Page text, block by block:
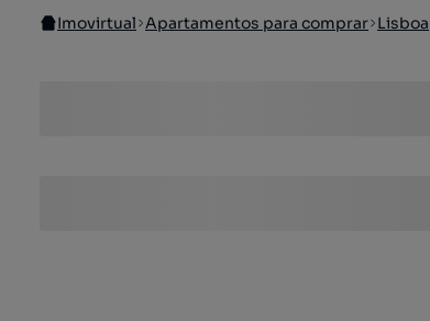
Imovirtual Apartamentos para comprar Lisboa